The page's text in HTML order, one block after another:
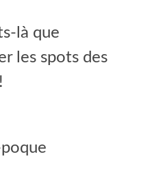
là que
les spots des